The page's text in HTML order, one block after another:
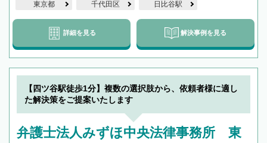
東京都 千代田区 日比谷駅
詳細を見る 解決事例を見る
【四ツ谷駅徒歩1分】複数の選択肢から、依頼者様に適し
た解決策をご提案いたします
弁護士法人みずほ中央法律事務所 東